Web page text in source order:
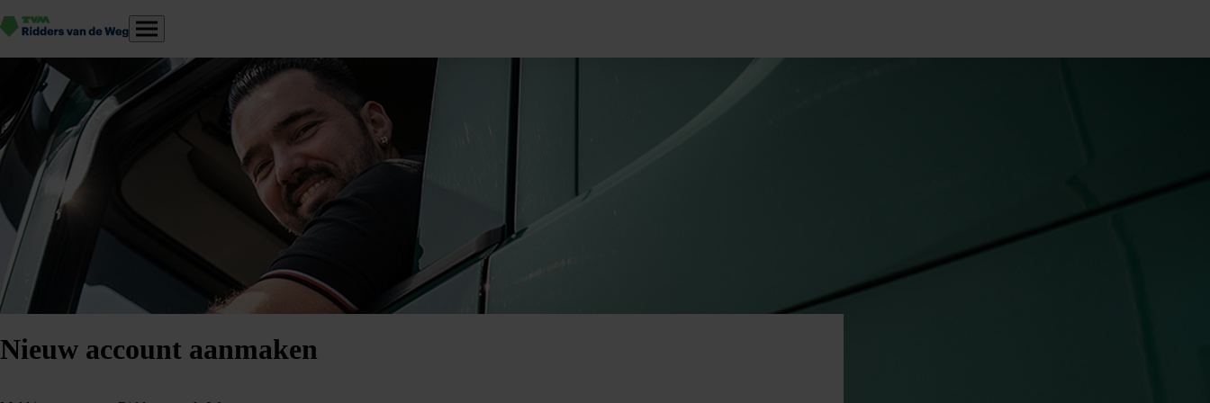
Ga
naar
hoofdinhoud
Ridders
van
de
Menu
Nieuw account aanmaken